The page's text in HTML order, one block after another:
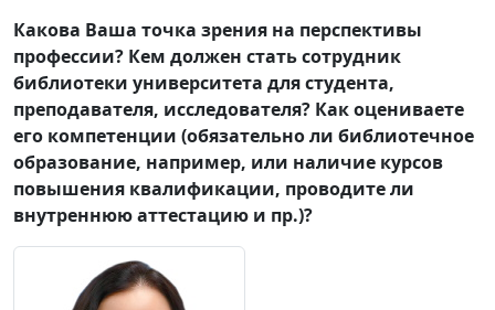
Какова Ваша точка зрения на перспективы
профессии? Кем должен стать сотрудник
библиотеки университета для студента,
преподавателя, исследователя? Как оцениваете
его компетенции (обязательно ли библиотечное
образование, например, или наличие курсов
повышения квалификации, проводите ли
внутреннюю аттестацию и пр.)?